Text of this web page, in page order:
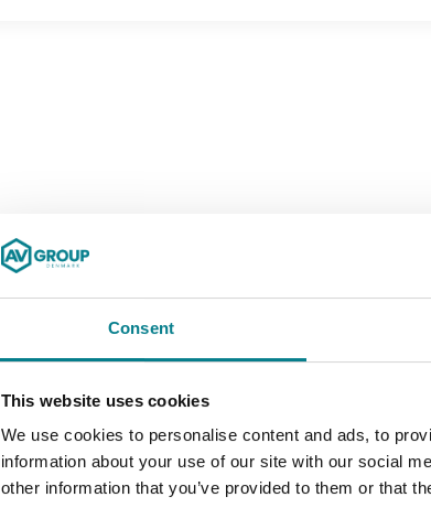
Consent
This website uses cookies
We use cookies to personalise content and ads, to
information about your use of our site with our social
other information that you’ve provided to them or that